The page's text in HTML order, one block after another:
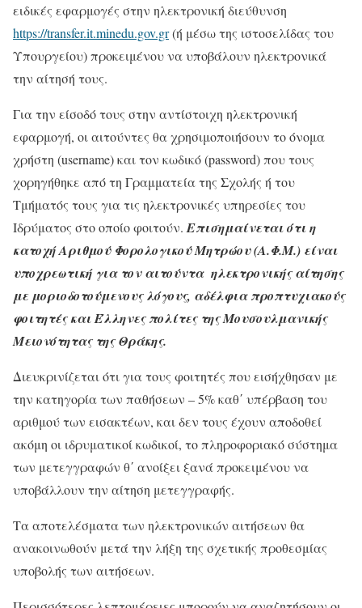
ειδικές εφαρμογές στην ηλεκτρονική διεύθυνση
https://transfer.it.minedu.gov.gr(ή μέσω της ιστοσελίδας του
Υπουργείου) προκειμένου να υποβάλουν ηλεκτρονικά
την αίτησή τους.
Για την είσοδό τους στην αντίστοιχη ηλεκτρονική
εφαρμογή, οι αιτούντες θα χρησιμοποιήσουν το όνομα
χρήστη (username) και τον κωδικό (password) που τους
χορηγήθηκε από τη Γραμματεία της Σχολής ή του
Τμήματός τους για τις ηλεκτρονικές υπηρεσίες του
Ιδρύματος στο οποίο φοιτούν.Επισημαίνεται ότι η
κατοχή Αριθμού Φορολογικού Μητρώου (Α.Φ.Μ.) είναι
υποχρεωτική για τον αιτούντα ηλεκτρονικής αίτησης
με μοριοδοτούμενους λόγους, αδέλφια προπτυχιακούς
φοιτητές και Έλληνες πολίτες της Μουσουλμανικής
Μειονότητας της Θράκης.
Διευκρινίζεται ότι για τους φοιτητές που εισήχθησαν με
την κατηγορία των παθήσεων – 5% καθ΄ υπέρβαση του
αριθμού των εισακτέων, και δεν τους έχουν αποδοθεί
ακόμη οι ιδρυματικοί κωδικοί, το πληροφοριακό σύστημα
των μετεγγραφών θ΄ ανοίξει ξανά προκειμένου να
υποβάλλουν την αίτηση μετεγγραφής.
Τα αποτελέσματα των ηλεκτρονικών αιτήσεων θα
ανακοινωθούν μετά την λήξη της σχετικής προθεσμίας
υποβολής των αιτήσεων.